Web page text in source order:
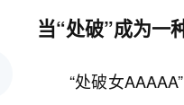
当“处破”成为一
“处破女